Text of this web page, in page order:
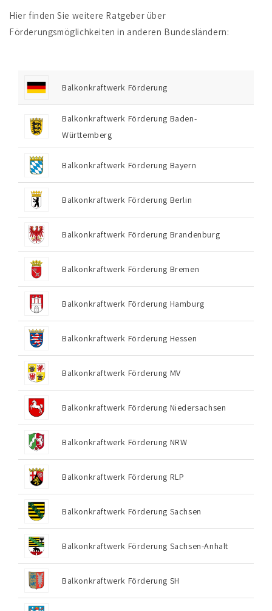
Hier finden Sie weitere Ratgeber über
Förderungsmöglichkeiten in anderen Bundesländern:
Balkonkraftwerk Förderung
Balkonkraftwerk Förderung Baden-
Württemberg
Balkonkraftwerk Förderung Bayern
Balkonkraftwerk Förderung Berlin
Balkonkraftwerk Förderung Brandenburg
Balkonkraftwerk Förderung Bremen
Balkonkraftwerk Förderung Hamburg
Balkonkraftwerk Förderung Hessen
Balkonkraftwerk Förderung MV
Balkonkraftwerk Förderung Niedersachsen
Balkonkraftwerk Förderung NRW
Balkonkraftwerk Förderung RLP
Balkonkraftwerk Förderung Sachsen
Balkonkraftwerk Förderung Sachsen-Anhalt
Balkonkraftwerk Förderung SH